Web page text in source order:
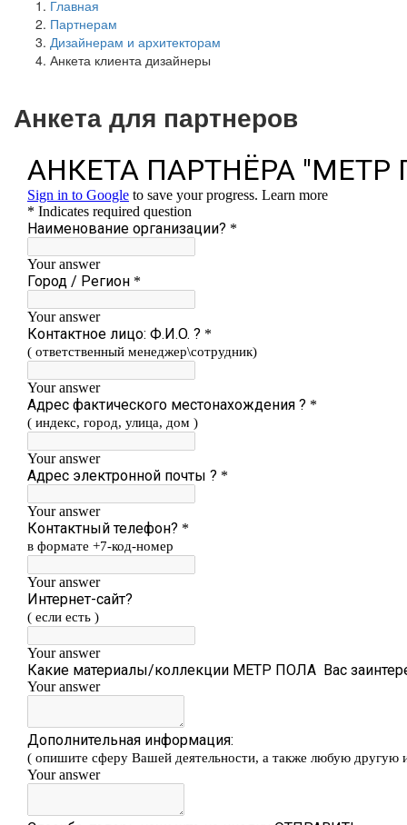
Главная
Партнерам
Дизайнерам и архитекторам
Анкета клиента дизайнеры
Анкета для партнеров